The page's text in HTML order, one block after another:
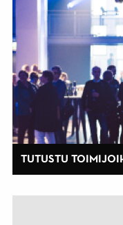
TUTUSTU